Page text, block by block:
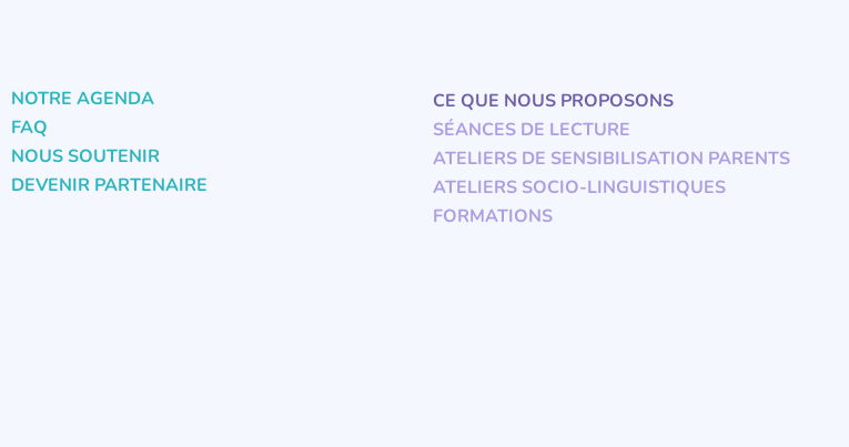
NOTRE AGENDA
FAQ
NOUS SOUTENIR
DEVENIR PARTENAIRE
CE QUE NOUS PROPOSONS
SÉANCES DE LECTURE
ATELIERS DE SENSIBILISATION PARENTS
ATELIERS SOCIO-LINGUISTIQUES
FORMATIONS